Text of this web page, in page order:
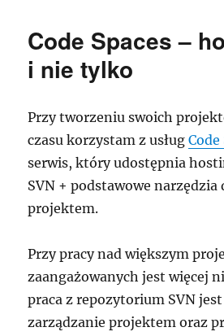
w
–
Code Spaces –
i nie tylko
Przy tworzeniu swoich
czasu korzystam z usługCode
serwis, który udostępnia
SVN + podstawowe narzędzia
projektem.
Przy pracy nad większym
zaangażowanych jest więcej
praca z repozytorium SVN
zarządzanie projektem oraz